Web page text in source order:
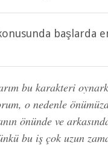
başlarda
bu karakteri
o nedenle
önünde ve
bu iş çok uzun